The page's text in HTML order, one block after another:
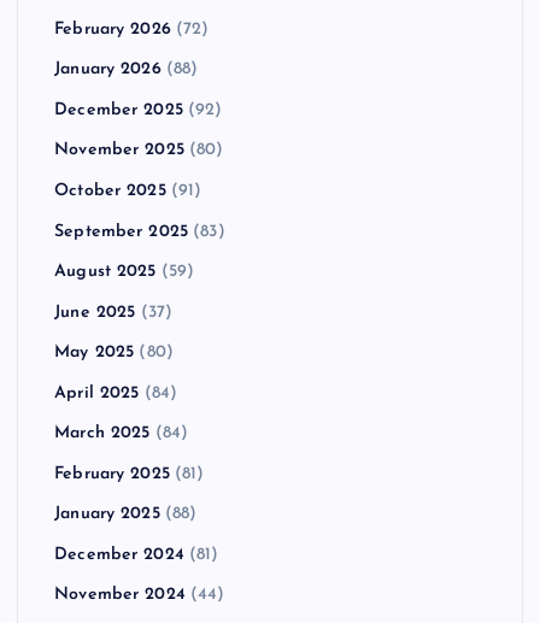
February 2026(72)
January 2026(88)
December 2025(92)
November 2025(80)
October 2025(91)
September 2025 (83)
August 2025 (59)
June 2025 (37)
May 2025 (80)
April 2025 (84)
March 2025 (84)
February 2025(81)
January 2025(88)
December 2024 (81)
November 2024 (44)